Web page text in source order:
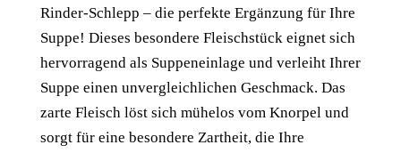
Rinder-Schlepp – die perfekte Ergänzung für Ihre
Suppe! Dieses besondere Fleischstück eignet sich
hervorragend als Suppeneinlage und verleiht Ihrer
Suppe einen unvergleichlichen Geschmack. Das
zarte Fleisch löst sich mühelos vom Knorpel und
sorgt für eine besondere Zartheit, die Ihre